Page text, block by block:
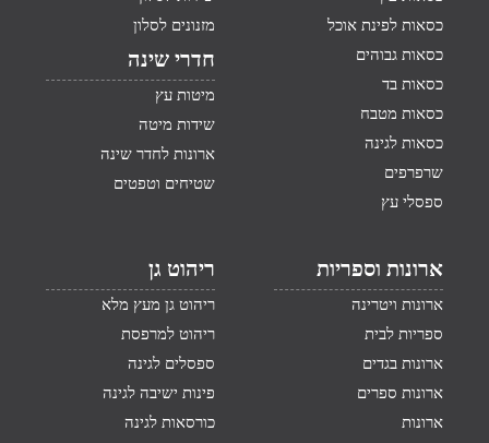
כסאות לפינת אוכל
כסאות גבוהים
כסאות בד
כסאות מטבח
כסאות לגינה
שרפרפים
ספסלי עץ
מזנונים לסלון
חדרי שינה
מיטות עץ
שידות מיטה
ארונות לחדר שינה
שטיחים וטפטים
ארונות וספריות
ארונות ויטרינה
ספריות לבית
ארונות בגדים
ארונות ספרים
ארונות
ריהוט גן
ריהוט גן מעץ מלא
ריהוט למרפסת
ספסלים לגינה
פינות ישיבה לגינה
כורסאות לגינה